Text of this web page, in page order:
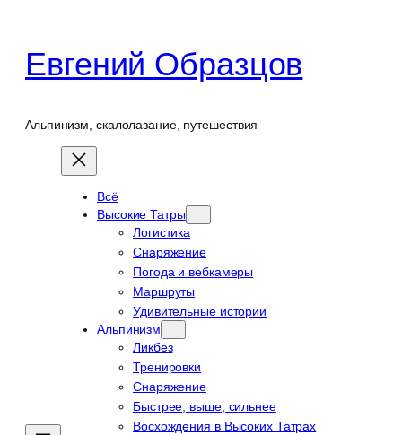
содержимому
Евгений Образцов
Альпинизм, скалолазание, путешествия
Всё
Высокие Татры
Логистика
Снаряжение
Погода и вебкамеры
Маршруты
Удивительные истории
Альпинизм
Ликбез
Тренировки
Снаряжение
Быстрее, выше, сильнее
Восхождения в Высоких Татрах